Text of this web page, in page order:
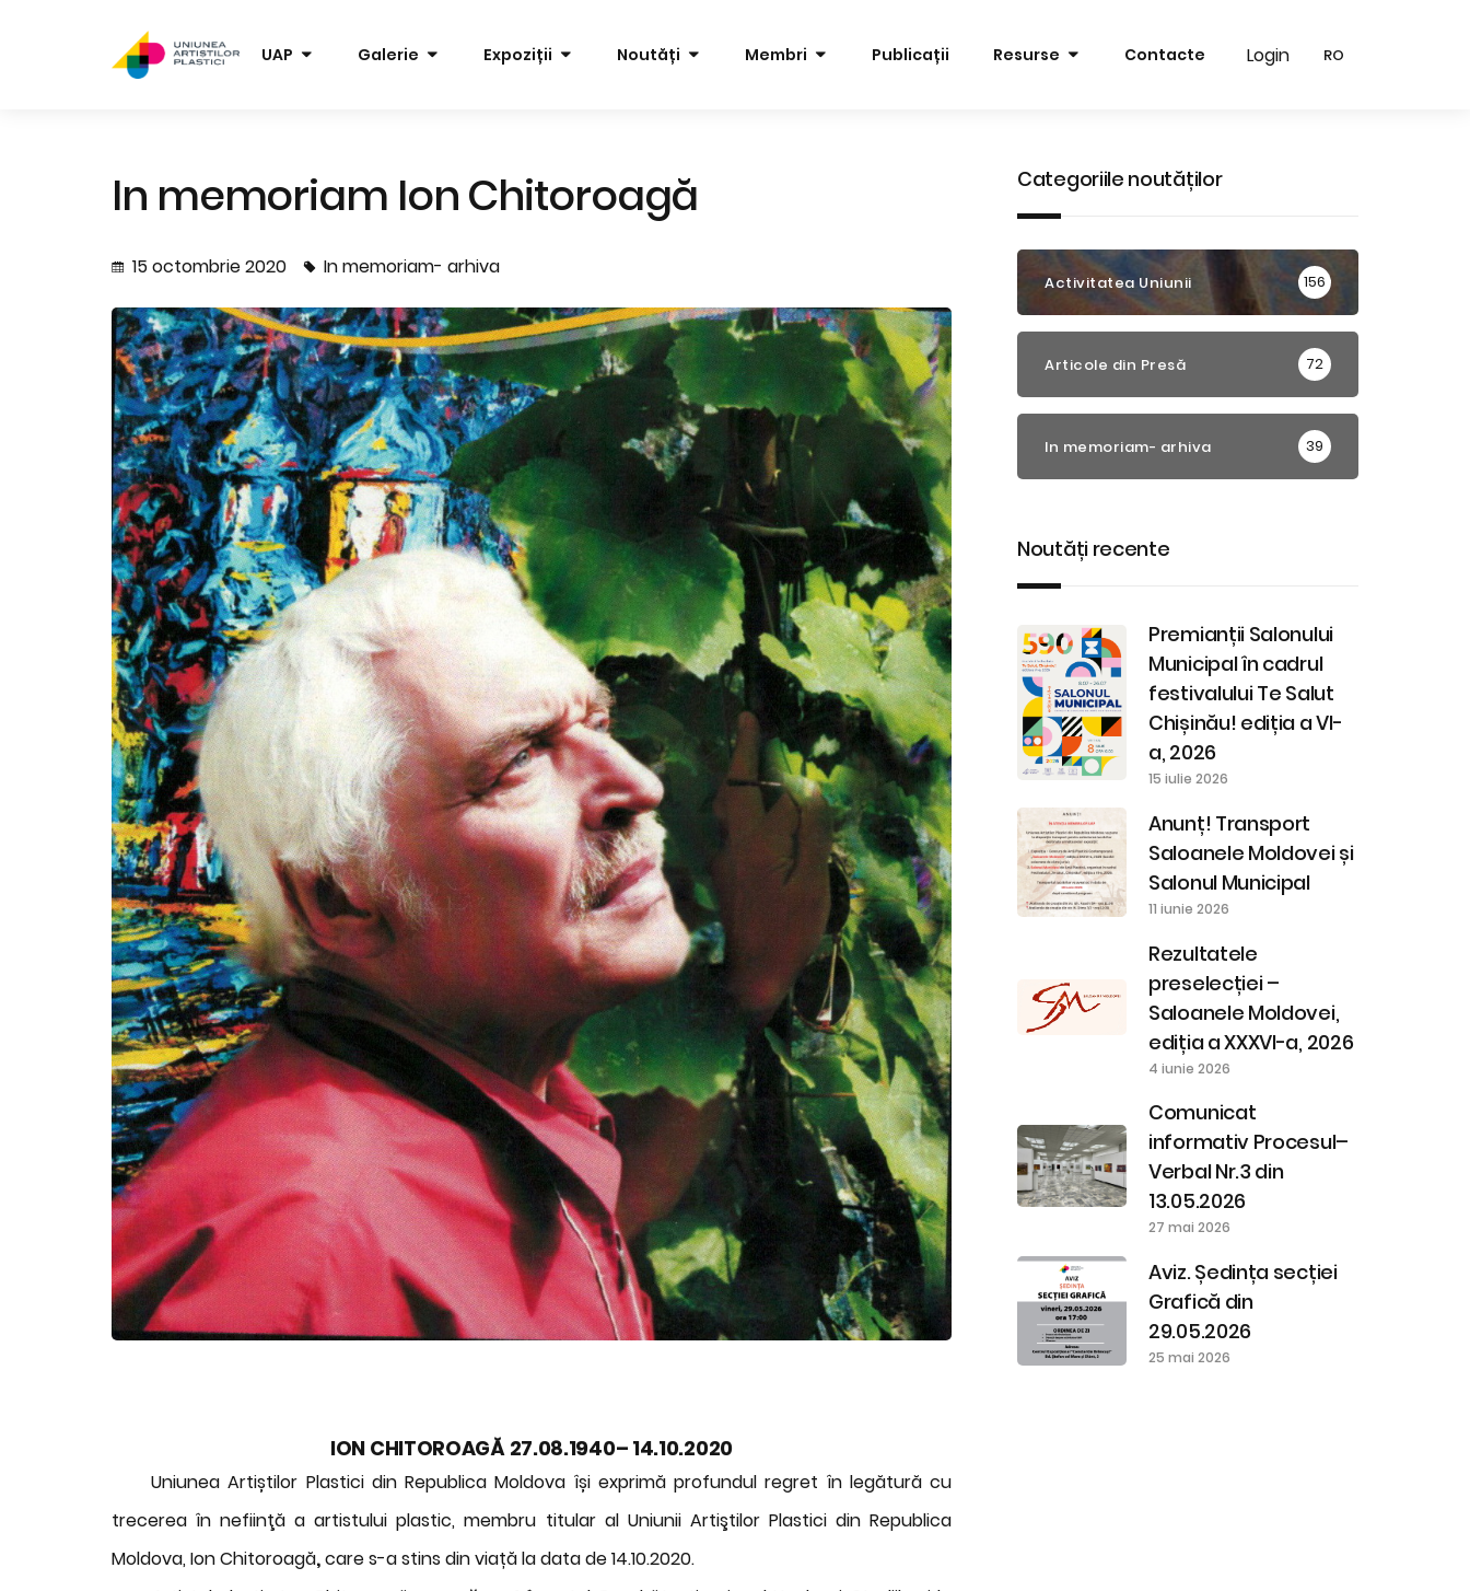
Login
UAP Galerie Expoziții Noutăți Membri Publicații Resurse Contacte Login RO
In memoriam Ion Chitoroagă
15 octombrie 2020 In memoriam- arhiva
ION CHITOROAGĂ 27.08.1940– 14.10.2020
Uniunea Artiștilor Plastici din Republica Moldova își exprimă profundul regret în legătură cu
trecerea în nefiinţă a artistului plastic, membru titular al Uniunii Artiştilor Plastici din Republica
Moldova, Ion Chitoroagă,care s-a stins din viață la data de 14.10.2020.
Categoriile noutăților
Activitatea Uniunii 156
Articole din Presă 72
In memoriam- arhiva 39
Noutăți recente
Premianții Salonului
Municipal în cadrul
festivalului Te Salut
Chișinău! ediția a VI-
a, 2026
15 iulie 2026
Anunț! Transport
Saloanele Moldovei și
Salonul Municipal
11 iunie 2026
Rezultatele
preselecției –
Saloanele Moldovei,
ediția a XXXVI-a, 2026
4 iunie 2026
Comunicat
informativ Procesul–
Verbal Nr.3 din
13.05.2026
27 mai 2026
Aviz. Ședința secției
Grafică din
29.05.2026
25 mai 2026